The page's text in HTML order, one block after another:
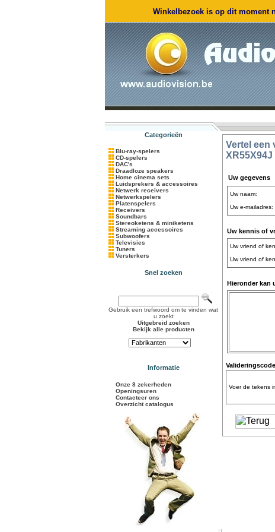
Winkelbezoek is op dit moment
Categorieën
Blu-ray-spelers
CD-spelers
DAC's
Draadloze speakers
Home cinema sets
Luidsprekers & accessoires
Netwerk receivers
Netwerkspelers
Platenspelers
Receivers
Soundbars
Stereoketens & miniketens
Streaming accessoires
Subwoofers
Televisies
Tuners
Versterkers
Snel zoeken
Gebruik een trefwoord om te vinden wat
u zoekt
Uitgebreid zoeken
Bekijk alle producten
Informatie
Onze 8 zekerheden
Openingsuren
Contacteer ons
Overzicht catalogus
Vertel een
XR55X94J
Uw gegevens
Uw naam:
Uw e-mailadres:
Uw kennis of
Uw vriend of
Uw vriend of
Hieronder kan
Valideringscode
Voer de tekens